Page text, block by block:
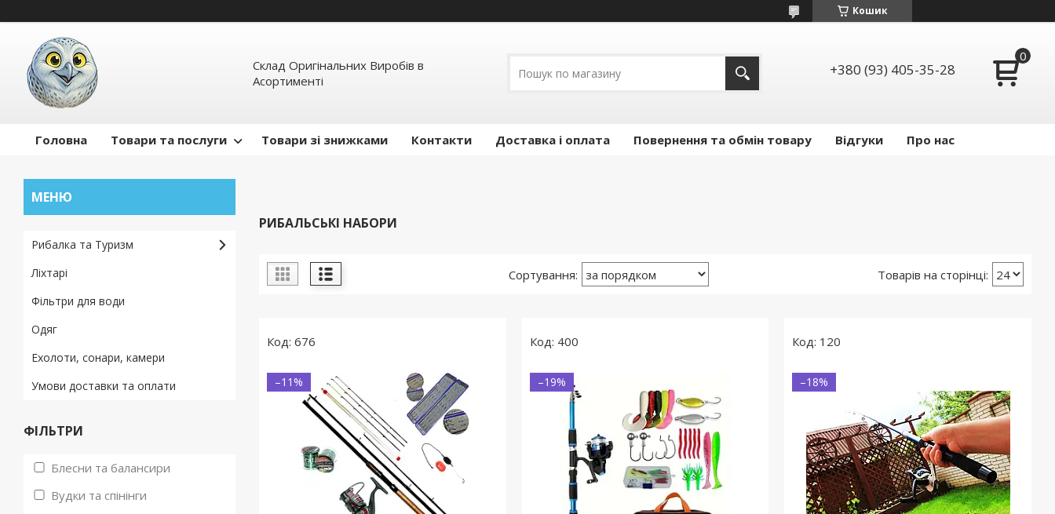
Кошик
Склад Оригінальних Виробів в
Асортименті
+380 (93) 405-35-28
Головна Товари та послуги Товари зі знижками Контакти Доставка і оплата Повернення та обмін товару Відгуки Про нас
РИБАЛЬСЬКІ НАБОРИ
676
–11%
400
–19%
120
–18%
Рибалка та Туризм
Ліхтарі
Фільтри для води
Одяг
Ехолоти, сонари, камери
Умови доставки та оплати
ФІЛЬТРИ
Блесни та балансири
Вудки та спінінги